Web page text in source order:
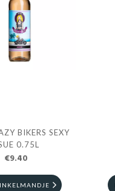
BIKERS SEXY
0.75L
€9.40